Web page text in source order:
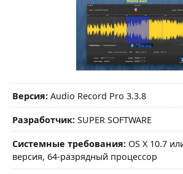
Версия: Audio Record Pro 3.3.8
Разработчик: SUPER SOFTWARE
Системные требования: OS X 10.7
версия, 64-разрядный процессор